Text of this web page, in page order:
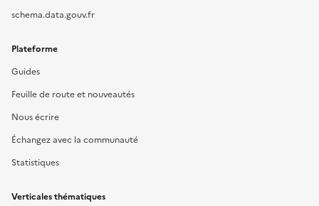
schema.data.gouv.fr
Plateforme
Guides
Feuille de route et nouveautés
Nous écrire
Échangez avec la communauté
Statistiques
Verticales thématiques